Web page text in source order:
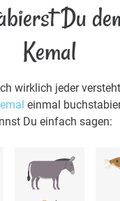
Du
Kemal
wirklich jeder
einmal
Du einfach sagen: